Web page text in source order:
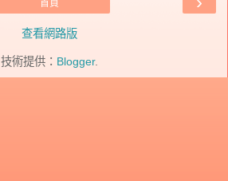
首頁
查看網路版
技術提供： Blogger.